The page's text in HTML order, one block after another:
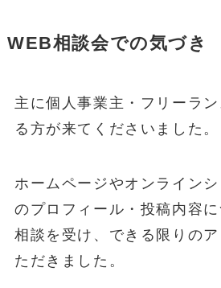
WEB相談会での気づき
主に個人事業主・フリーラ
る方が来てくださいました。
ホームページやオンライン
のプロフィール・投稿内容
相談を受け、できる限りの
ただきました。